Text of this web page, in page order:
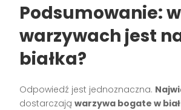
Podsumowanie:
warzywach jest
białka?
Odpowiedź jest jednoznaczna.
dostarczająwarzywa bogate w